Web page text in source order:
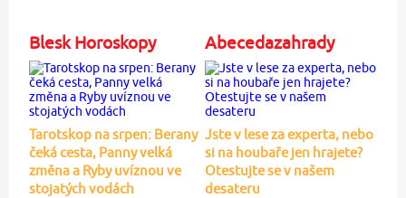
Blesk Horoskopy
Tarotskop na srpen: Berany
čeká cesta, Panny velká
změna a Ryby uvíznou ve
stojatých vodách
Abecedazahrady
Jste v lese za experta, nebo
si na houbaře jen hrajete?
Otestujte se v našem
desateru